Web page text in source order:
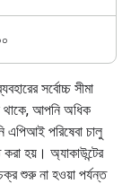
সর্বোচ্চ সীমা
থাকে, আপনি অধিক
এপিআই পরিষেবা চালু
হয়। অ্যাকাউন্টের
শুরু না হওয়া পর্যন্ত